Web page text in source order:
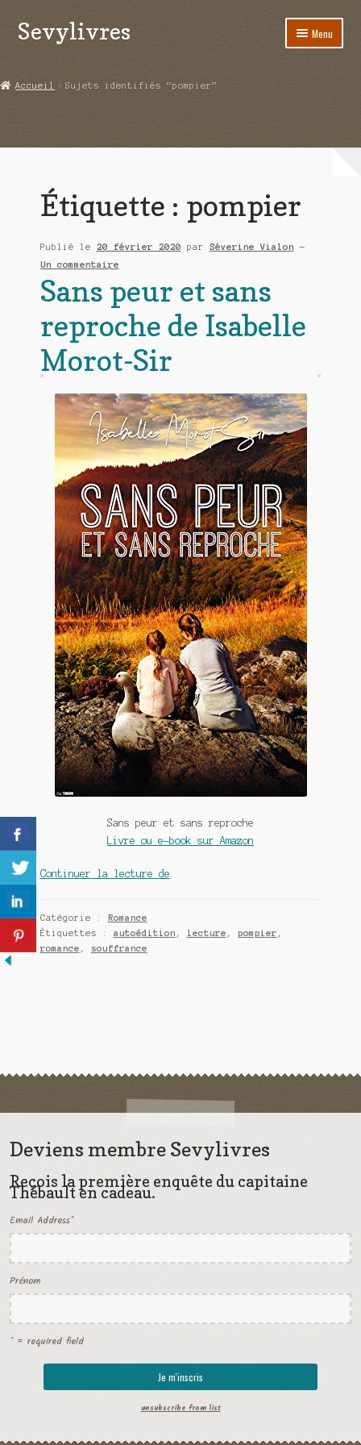
Aller
Aller
au
Sevylivres Menu
Au nom de la justice
Boutique
Commande
Contact
De(s)tracteur réduit au silence
Enlèvement rêvé
Entre père et fils
Il fallait me laisser mourir
La clé du bonheur
Les boules du Père Noël
Liste de tous mes romans
Marre des adultes
Mes romans
Meurtre en alternance
Meurtre sous couverture
Mon Compte
Panier
Sans retour
Sauver ou périr
Accueil Sujets identifiés “pompier”
Étiquette : pompier
Publié le 20 février 2020 par Séverine Vialon
—
Un commentaire
Sans peur et sans
reproche de Isabelle
Morot-Sir
Sans peur et sans reproche
Livre ou e-book sur Amazon
Continuer la lecture deSans
Catégorie :
Romance
Étiquettes : autoédition , lecture , pompier ,
romance , souffrance
Deviens membre Sevylivres
Reçois la première enquête du capitaine
Thébault en cadeau.
Email Address*
Prénom
* = required field
unsubscribe from list